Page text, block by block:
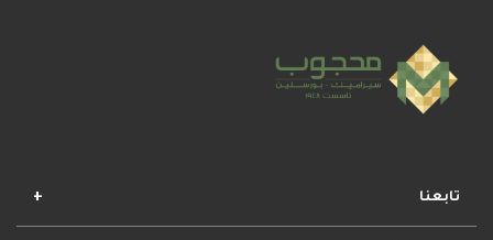
تابعنا